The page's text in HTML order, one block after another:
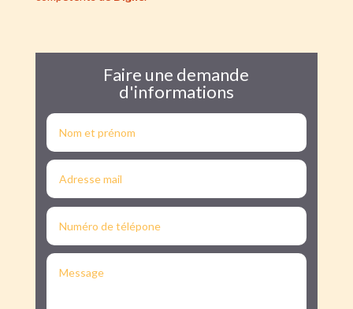
Faire une demande
d'informations